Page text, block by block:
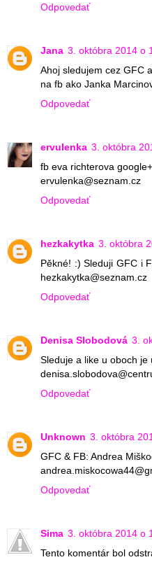
Odpovedať
Jana 3. októbra 2014 o
Ahoj sledujem cez GFC
na fb ako Janka
Odpovedať
ervulenka 3. októbra
fb eva richterova google+
ervulenka@seznam.cz
Odpovedať
hezkakytka 3. októbra
Pěkné! :) Sleduji GFC i
hezkakytka@seznam.cz
Odpovedať
Denisa Slobodová 3.
Sleduje a like u oboch je
Odpovedať
Unknown 3. októbra
GFC & FB: Andrea
Odpovedať
Sima 3. októbra 2014 o
Tento komentár bol